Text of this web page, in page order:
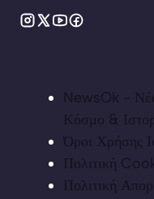
NewsOk -
Κόσμο &
Όροι Χρήσης
Πολιτική
Πολιτική